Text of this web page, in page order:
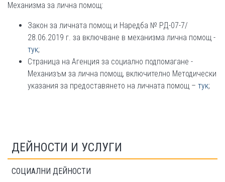
Механизма за лична помощ:
Закон за личната помощ и Наредба № РД-07-7/
28.06.2019 г. за включване в механизма лична помощ -
тук;
Страница на Агенция за социално подпомагане -
Механизъм за лична помощ, включително Методически
указания за предоставянето на личната помощ – тук;
ДЕЙНОСТИ И УСЛУГИ
СОЦИАЛНИ ДЕЙНОСТИ